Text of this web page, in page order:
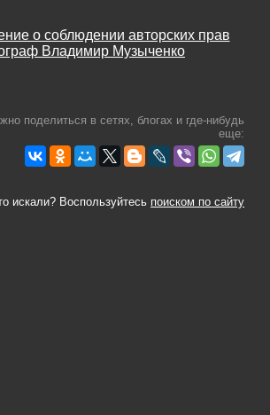
о соблюдении авторских прав
Владимир Музыченко
поделиться в сетях, блогах и где-нибудь
еще:
искали? Воспользуйтесь поиском по сайту